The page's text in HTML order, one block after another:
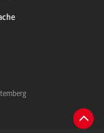
Zum